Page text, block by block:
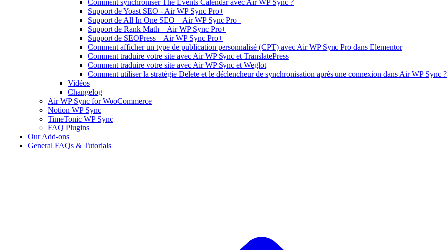
Comment synchroniser The Events Calendar avec Air WP Sync ?
Support de Yoast SEO - Air WP Sync Pro+
Support de All In One SEO – Air WP Sync Pro+
Support de Rank Math – Air WP Sync Pro+
Support de SEOPress – Air WP Sync Pro+
Comment afficher un type de publication personnalisé (CPT) avec Air WP Sync Pro dans Elementor
Comment traduire votre site avec Air WP Sync et TranslatePress
Comment traduire votre site avec Air WP Sync et Weglot
Comment utiliser la stratégie Delete et le déclencheur de synchronisation après une connexion dans Air WP Sync ?
Vidéos
Changelog
Air WP Sync for WooCommerce
Notion WP Sync
TimeTonic WP Sync
FAQ Plugins
Our Add-ons
General FAQs & Tutorials